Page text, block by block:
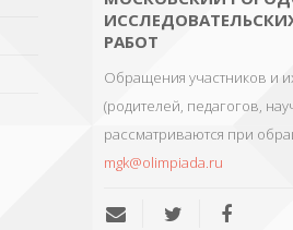
РАБОТ
Обращения участников и
(родителей, педагогов,
рассматриваются при
mgk@olimpiada.ru